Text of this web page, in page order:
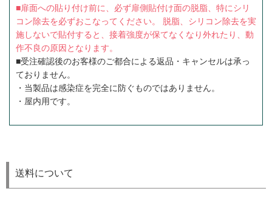
■扉面への貼り付け前に、必ず扉側貼付け面の脱脂、特にシリ
コン除去を必ずおこなってください。 脱脂、シリコン除去を実
施しないで貼付すると、接着強度が保てなくなり外れたり、動
作不良の原因となります。
■受注確認後のお客様のご都合による返品・キャンセルは承っ
ておりません。
・当製品は感染症を完全に防ぐものではありません。
・屋内用です。
送料について